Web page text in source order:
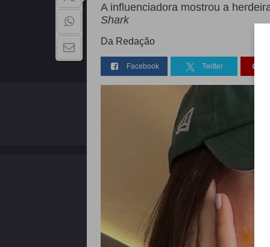
A influenciadora mostrou a
Shark
Da Redação
Facebook Twitter
Copyright - 2026 | Todos os direitos reservados